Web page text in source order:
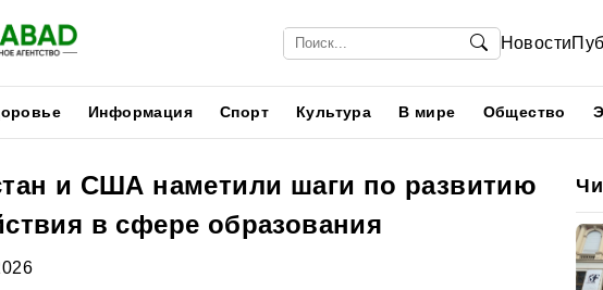
Новости
Информация Спорт Культура В мире Общество
и США наметили шаги по развитию
в сфере образования